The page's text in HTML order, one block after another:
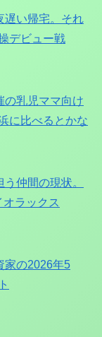
遅い帰宅。それ
デビュー戦
の乳児ママ向け
に比べるとかな
仲間の現状。
ラックス
家の2026年5